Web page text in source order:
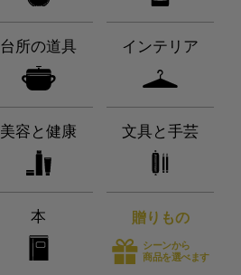
台所の道具 インテリア
美容と健康 文具と手芸
本 贈りもの
シーンから
商品を選べます